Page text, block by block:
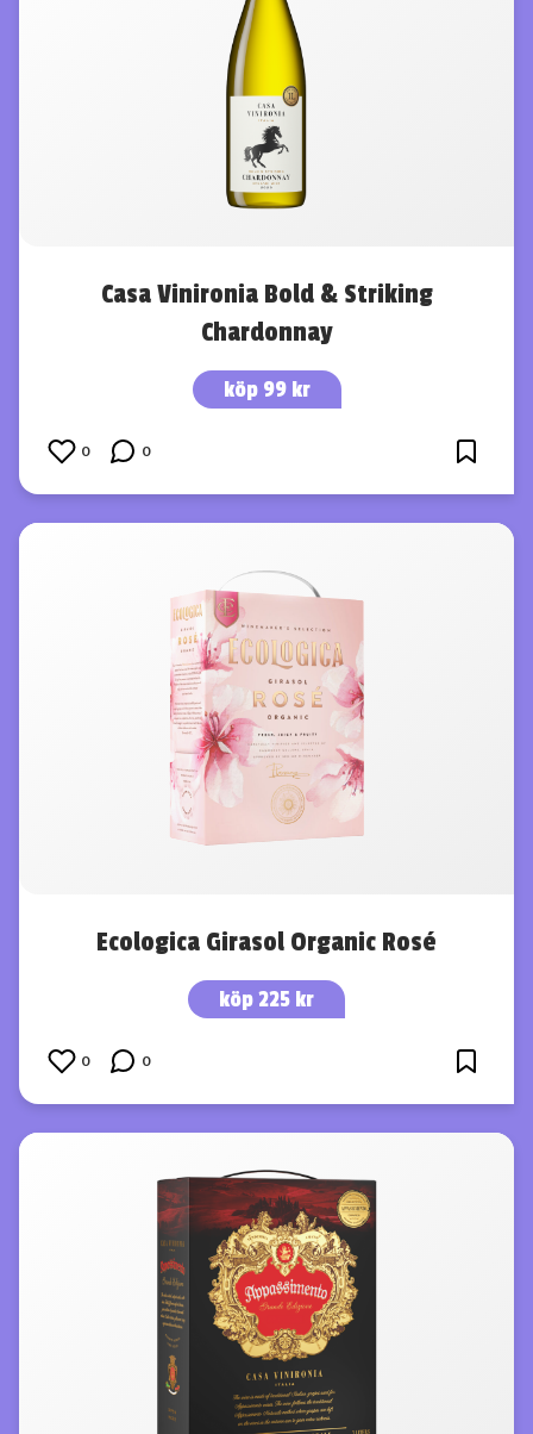
Casa Vinironia Bold & Striking
Chardonnay
köp 99 kr
0 0
Ecologica Girasol Organic Rosé
köp 225 kr
0 0